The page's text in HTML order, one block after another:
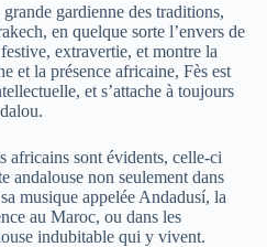
gardienne des traditions,
en quelque sorte l’envers de
extravertie, et montre la
et la présence africaine, Fès est
et s’attache à toujours
africains sont évidents, celle-ci
andalouse non seulement dans
musique appelée Andadusí, la
au Maroc, ou dans les
indubitable qui y vivent.